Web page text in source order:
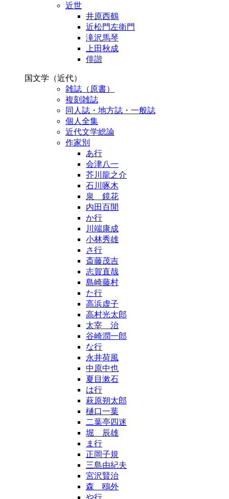
近世
井原西鶴
近松門左衛門
滝沢馬琴
上田秋成
俳諧
国文学（近代）
雑誌（原書）
複刻雑誌
同人誌・地方誌・一般誌
個人全集
近代文学総論
作家別
あ行
会津八一
芥川龍之介
石川啄木
泉 鏡花
内田百閒
か行
川端康成
小林秀雄
さ行
斎藤茂吉
志賀直哉
島崎藤村
た行
高浜虚子
高村光太郎
太宰 治
谷崎潤一郎
な行
永井荷風
中原中也
夏目漱石
は行
萩原朔太郎
樋口一葉
二葉亭四迷
堀 辰雄
ま行
正岡子規
三島由紀夫
宮沢賢治
森 鴎外
や行